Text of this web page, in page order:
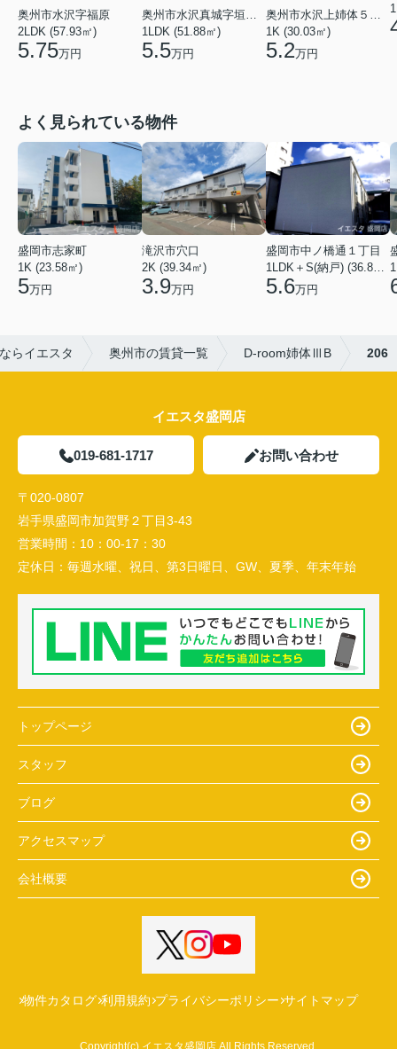
奥州市水沢字福原
2LDK (57.93㎡)
5.75万円
奥州市水沢真城字垣ノ内
1LDK (51.88㎡)
5.5万円
奥州市水沢上姉体５丁目
1K (30.03㎡)
5.2万円
よく見られている物件
盛岡市志家町
1K (23.58㎡)
5万円
滝沢市穴口
2K (39.34㎡)
3.9万円
盛岡市中ノ橋通１丁目
1LDK＋S(納戸) (36.80㎡)
5.6万円
らイエスタ 奥州市の賃貸一覧 D-room姉体ⅢB 206
イエスタ盛岡店
019-681-1717 お問い合わせ
〒020-0807
岩手県盛岡市加賀野２丁目3-43
営業時間： 10：00-17：30
定休日： 毎週水曜、祝日、第3日曜日、GW、夏季、年末年始
トップページ
スタッフ
ブログ
アクセスマップ
会社概要
物件カタログ 利用規約 プライバシーポリシー サイトマップ
Copyright(c) イエスタ盛岡店 All Rights Reserved.